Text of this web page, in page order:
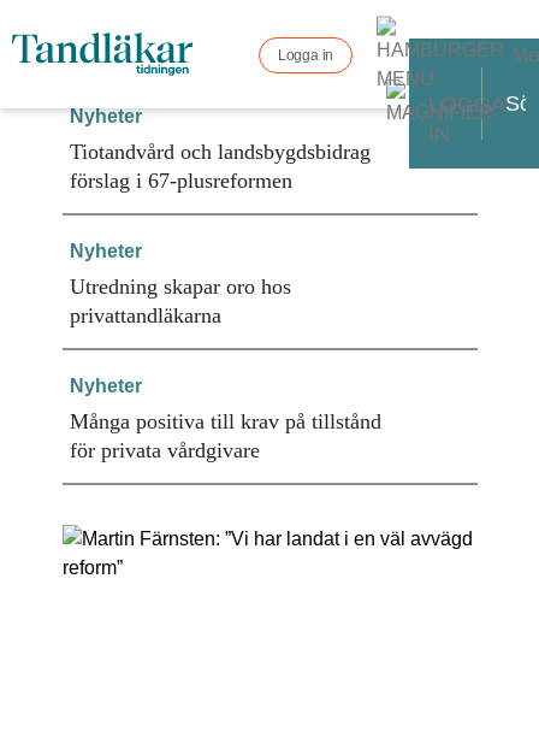
Logga in
LOGGA
IN
Tiotandvård och landsbygdsbidrag
förslag i 67-plusreformen
Nyheter
Utredning skapar oro hos
privattandläkarna
Nyheter
Många positiva till krav på tillstånd
för privata vårdgivare
Nyheter